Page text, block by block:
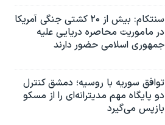
سنتکام: بیش از ۲۰ کشتی جنگی آمریکا
در ماموریت محاصره دریایی علیه
جمهوری اسلامی حضور دارند
توافق سوریه با روسیه؛ دمشق کنترل
دو پایگاه مهم مدیترانه‌ای را از مسکو
بازپس می‌گیرد